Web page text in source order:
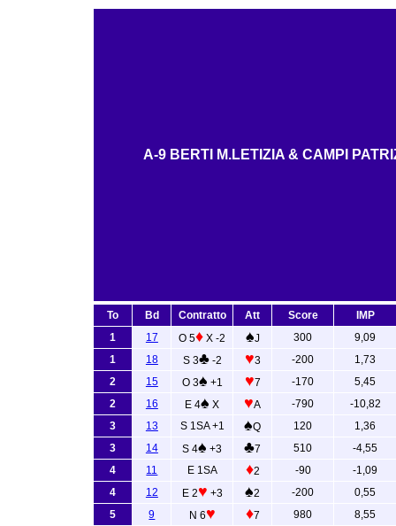
A-9 BERTI M.LETIZIA & CAMPI
To Bd Contratto Att Score
IMP
1
17 O 5♦ X -2 ♠J 300
9,09
1
18 S 3♣-2 ♥3 -200
1,73
2
15 O 3♠ +1 ♥7 -170
5,45
2
16 E 4♠ X ♥A -790
-10,82
3
13 S 1SA +1 ♠Q 120
1,36
3
14 S 4♠ +3 ♣7 510
-4,55
4
11 E 1SA ♦2 -90
-1,09
4
12 E 2♥ +3 ♠2 -200
0,55
5
9 N 6♥ ♦7 980
8,55